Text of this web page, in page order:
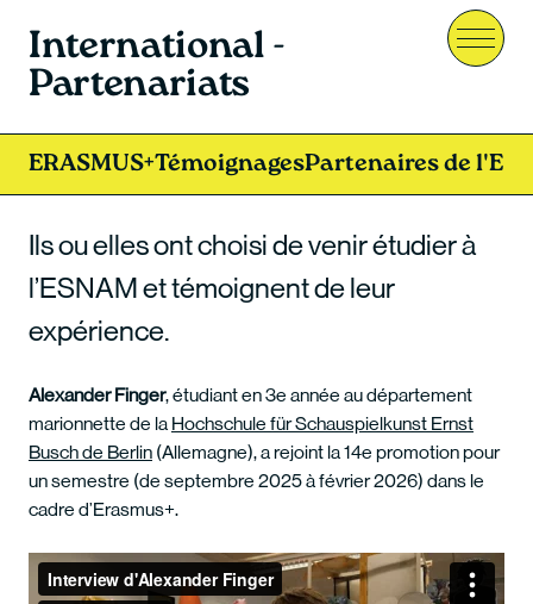
Menu
International -
Partenariats
ERASMUS+TémoignagesPartenaires de
Ils ou elles ont choisi de venir étudier à
l’ESNAM et témoignent de leur
expérience.
Alexander Finger, étudiant en 3e année au département
marionnette de la Hochschule für Schauspielkunst Ernst
Busch de Berlin (Allemagne), a rejoint la 14e promotion pour
un semestre (de septembre 2025 à février 2026) dans le
cadre d’Erasmus+.